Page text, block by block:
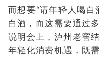
而想要“请年轻人喝白
白酒，而这需要通过
说明会上，泸州老窖
年轻化消费机遇，既